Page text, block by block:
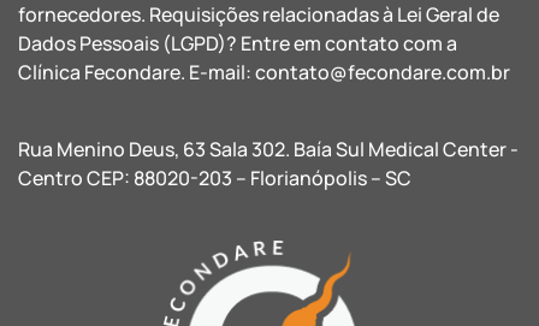
fornecedores. Requisições relacionadas à Lei Geral de
Dados Pessoais (LGPD)? Entre em contato com a
Clínica Fecondare. E-mail:contato@fecondare.com.br
Rua Menino Deus, 63 Sala 302. Baía Sul Medical Center -
Centro CEP: 88020-203 – Florianópolis – SC